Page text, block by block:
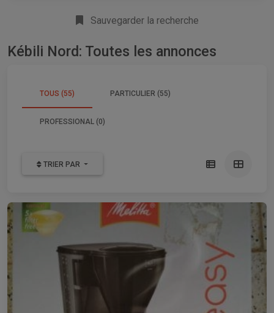
Sauvegarder la recherche
Kébili Nord: Toutes les annonces
TOUS (55) PARTICULIER (55)
PROFESSIONAL (0)
TRIER PAR